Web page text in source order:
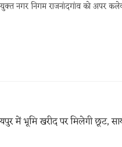
नगर निगम राजनांदगांव को अपर
में भूमि खरीद पर मिलेगी छूट,